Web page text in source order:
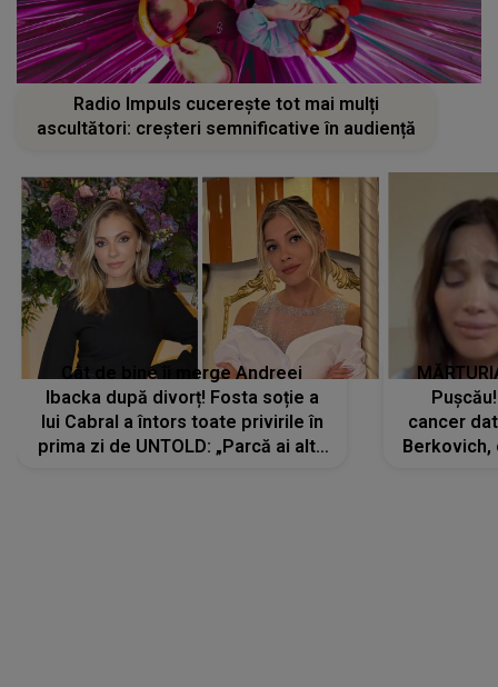
Radio Impuls cucerește tot mai mulți
ascultători: creșteri semnificative în audiență
Cât de bine îi merge Andreei
Ibacka după divorț! Fosta soție a
lui Cabral a întors toate privirile în
prima zi de UNTOLD: „Parcă ai altă
cancer
Berkovich,